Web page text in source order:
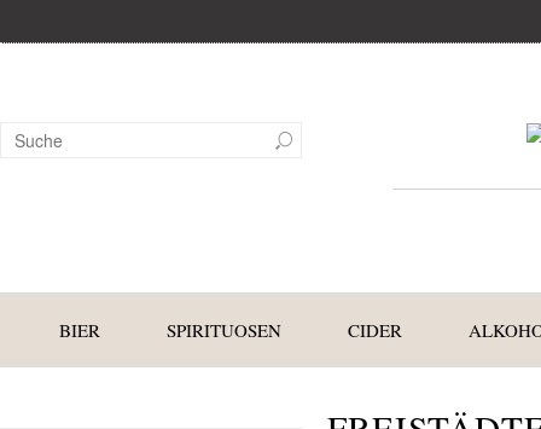
BIER SPIRITUOSEN CIDER